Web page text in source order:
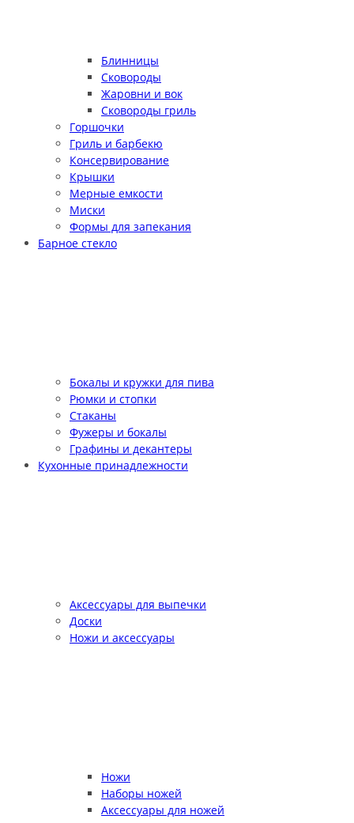
Блинницы
Сковороды
Жаровни и вок
Сковороды гриль
Горшочки
Гриль и барбекю
Консервирование
Крышки
Мерные емкости
Миски
Формы для запекания
Барное стекло
Бокалы и кружки для пива
Рюмки и стопки
Стаканы
Фужеры и бокалы
Графины и декантеры
Кухонные принадлежности
Аксессуары для выпечки
Доски
Ножи и аксессуары
Ножи
Наборы ножей
Аксессуары для ножей